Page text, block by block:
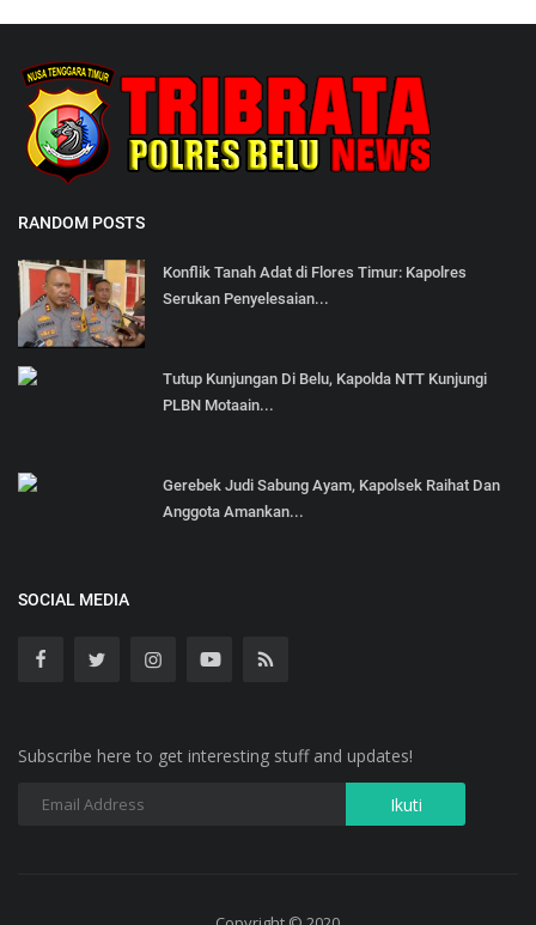
RANDOM POSTS
Konflik Tanah Adat di Flores Timur: Kapolres
Serukan Penyelesaian...
Tutup Kunjungan Di Belu, Kapolda NTT Kunjungi
PLBN Motaain...
Gerebek Judi Sabung Ayam, Kapolsek Raihat Dan
Anggota Amankan...
SOCIAL MEDIA
Subscribe here to get interesting stuff and updates!